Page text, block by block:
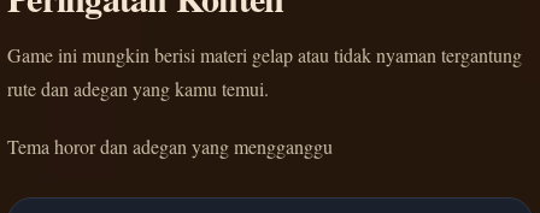
Game ini mungkin berisi materi gelap atau tidak nyaman tergantung
rute dan adegan yang kamu temui.
Tema horor dan adegan yang mengganggu